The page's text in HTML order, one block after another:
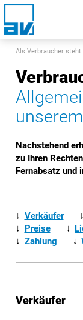
Als Verbraucher
Nachstehend
zu Ihren
Fernabsatz und
↓ Verkäufer ↓
↓
Preise ↓
↓ Zahlung ↓
Verkäufer